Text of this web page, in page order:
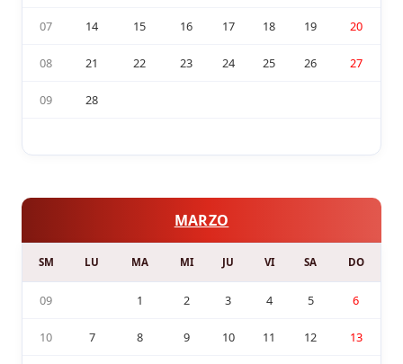
07 14 15 16 17 18 19 20
08 21 22 23 24 25 26 27
09 28
MARZO
SM LU MA MI JU VI SA DO
09 1 2 3 4 5 6
10 7 8 9 10 11 12 13